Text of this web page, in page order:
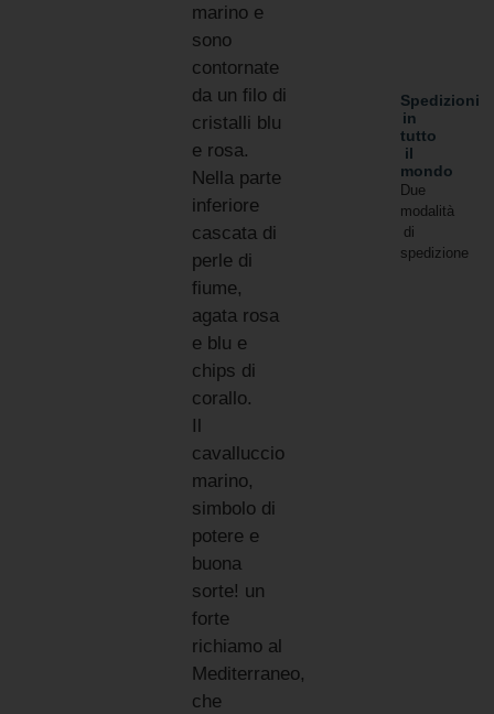
marino e
sono
contornate
da un filo di
cristalli blu
e rosa.
Nella parte
inferiore
cascata di
perle di
fiume,
agata rosa
e blu e
chips di
corallo.
Il
cavalluccio
marino,
simbolo di
potere e
buona
sorte! un
forte
richiamo al
Mediterraneo,
che
Spedizioni
in
tutto
il
mondo
Due
modalità
di
spedizione